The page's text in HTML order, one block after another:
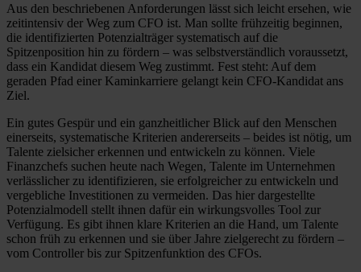
Aus den beschriebenen Anforderungen lässt sich leicht ersehen, wie
zeitintensiv der Weg zum CFO ist. Man sollte frühzeitig beginnen,
die identifizierten Potenzialträger systematisch auf die
Spitzenposition hin zu fördern – was selbstverständlich voraussetzt,
dass ein Kandidat diesem Weg zustimmt. Fest steht: Auf dem
geraden Pfad einer Kaminkarriere gelangt kein CFO-Kandidat ans
Ziel.
Ein gutes Gespür und ein ganzheitlicher Blick auf den Menschen
einerseits, systematische Kriterien andererseits – beides ist nötig, um
Talente zielsicher erkennen und entwickeln zu können. Viele
Finanzchefs suchen heute nach Wegen, Talente im Unternehmen
verlässlicher zu identifizieren, sie erfolgreicher zu entwickeln und
vergebliche Investitionen zu vermeiden. Das hier dargestellte
Potenzialmodell stellt ihnen dafür ein wirkungsvolles Tool zur
Verfügung. Es gibt ihnen klare Kriterien an die Hand, um Talente
schon früh zu erkennen und sie über Jahre zielgerecht zu fördern –
vom Controller bis zur Spitzenfunktion des CFOs.